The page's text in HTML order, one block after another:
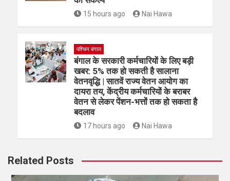
15 hours ago Nai Hawa
पश्चिम बंगाल
बंगाल के सरकारी कर्मचारियों के लिए बड़ी
खबर: 5% तक हो सकती है सालाना
वेतनवृद्धि | सातवें राज्य वेतन आयोग का
दायरा तय, केंद्रीय कर्मचारियों के बराबर
वेतन से लेकर पेंशन-भत्तों तक हो सकता है
बदलाव
17 hours ago Nai Hawa
Related Posts